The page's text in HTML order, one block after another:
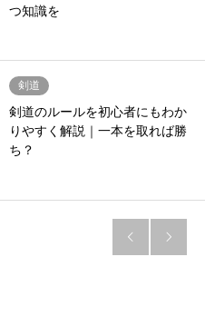
つ知識を
剣道
剣道のルールを初心者にもわか
りやすく解説｜一本を取れば勝
ち？
 